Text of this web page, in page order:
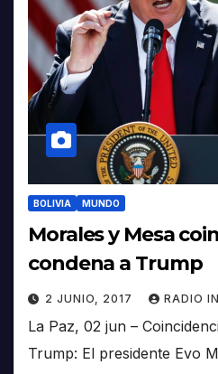
BOLIVIA MUNDO
Morales y Mesa
condena a Trump
2 JUNIO, 2017 RADIO
La Paz, 02 jun –
Trump: El presidente Evo